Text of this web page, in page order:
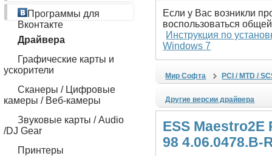
Программы для
Вконтакте
Драйвера
Графические карты и
ускорители
Сканеры / Цифровые
камеры / Веб-камеры
Звуковые карты / Audio
/DJ Gear
Принтеры
Если у Вас возникли
воспользоваться
Инструкция по
Windows 7
Мир Софта PCI / MTD /
Другие версии драйвера
ESS Maestro2E
98 4.06.0478.B-